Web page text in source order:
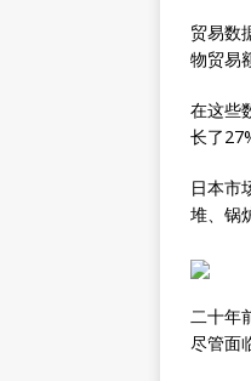
贸易数
物贸易
在这些
长了
日本市
堆、锅
二十年
尽管面